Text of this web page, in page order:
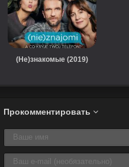
(Не)знакомые (2019)
Прокомментировать